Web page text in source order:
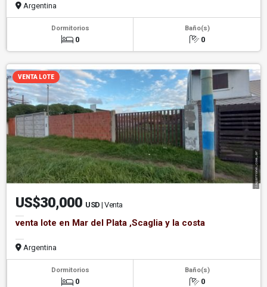
Argentina
Dormitorios
0
Baño(s)
0
VENTA LOTE
US$30,000 USD | Venta
venta lote en Mar del Plata ,Scaglia y la costa
Argentina
Dormitorios
0
Baño(s)
0